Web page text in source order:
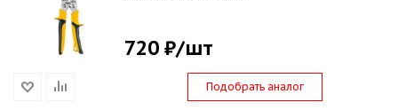
720 ₽/шт
Подобрать аналог